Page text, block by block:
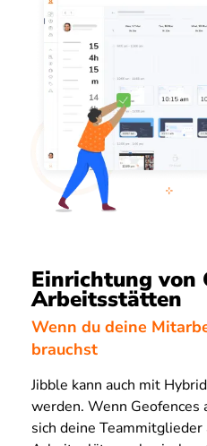
Einrichtung von
Arbeitsstätten
Wenn du deine
brauchst
Jibble kann auch mit
werden. Wenn Geofences
sich deine